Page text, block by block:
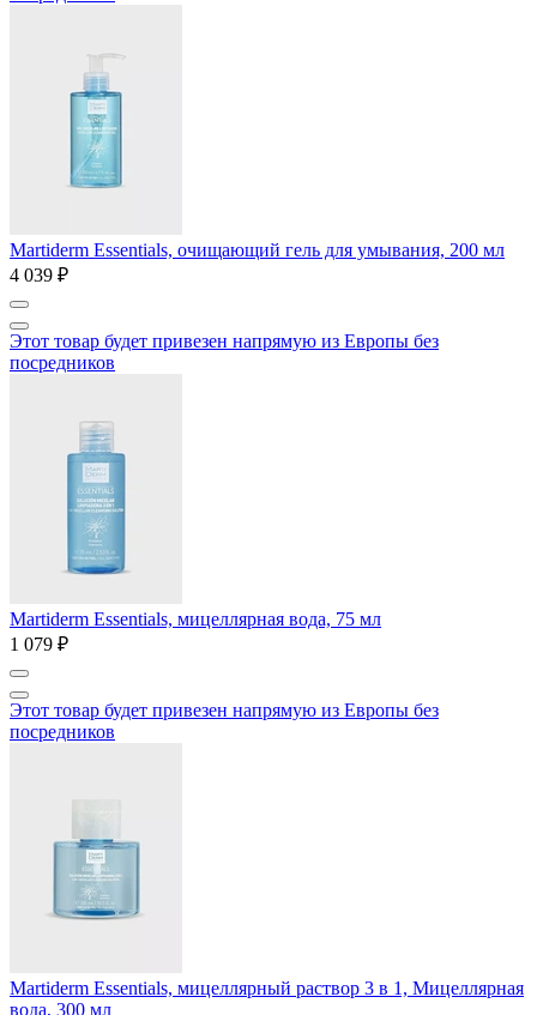
Martiderm Essentials, очищающий гель для умывания, 200 мл
4 039 ₽
Этот товар будет привезен напрямую из Европы без
посредников
Martiderm Essentials, мицеллярная вода, 75 мл
1 079 ₽
Этот товар будет привезен напрямую из Европы без
посредников
Martiderm Essentials, мицеллярный раствор 3 в 1, Мицеллярная
вода, 300 мл